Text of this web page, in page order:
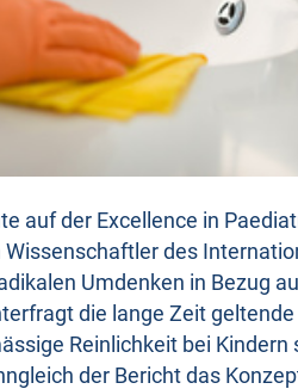
auf der Excellence in
des
Umdenken in Bezug
die lange Zeit geltende
Reinlichkeit bei Kindern
der Bericht das